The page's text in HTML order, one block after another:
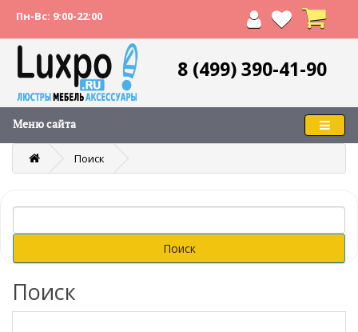
Пн-Вс: 9:00-22:00
8 (499) 390-41-90
Меню сайта
Поиск
Поиск